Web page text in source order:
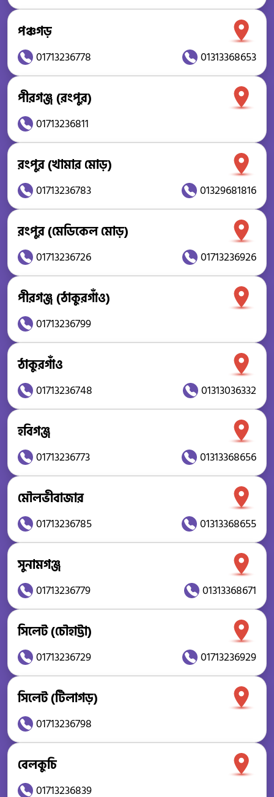
পঞ্চগড়
01713236778 01313368653
পীরগঞ্জ (রংপুর)
01713236811
রংপুর (খামার মোড়)
01713236783 01329681816
রংপুর (মেডিকেল মোড়)
01713236726 01713236926
পীরগঞ্জ (ঠাকুরগাঁও)
01713236799
ঠাকুরগাঁও
01713236748 01313036332
হবিগঞ্জ
01713236773 01313368656
মৌলভীবাজার
01713236785 01313368655
সুনামগঞ্জ
01713236779 01313368671
সিলেট (চৌহাট্টা)
01713236729 01713236929
সিলেট (টিলাগড়)
01713236798
বেলকুচি
01713236839